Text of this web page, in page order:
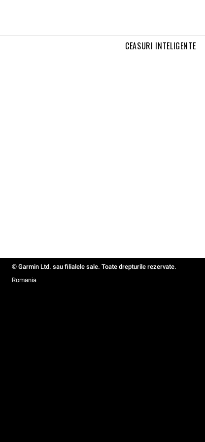
CEASURI INTELIGENTE
© Garmin Ltd. sau filialele sale. Toate drepturile rezervate.
Romania